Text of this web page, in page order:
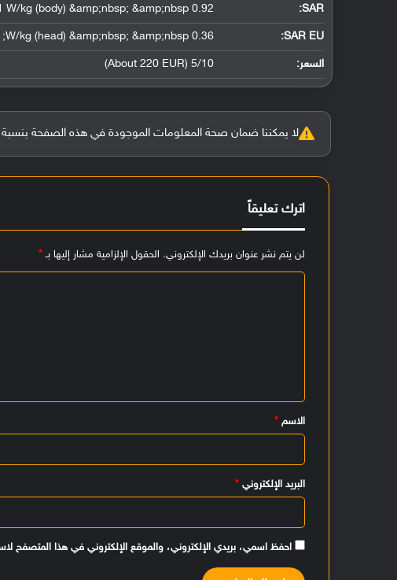
SAR
:
0.92 W/kg (head) &amp;nbsp; &amp;nbsp; 1.11 W/kg (body) &amp;nbsp; &amp;nbsp;
SAR EU:
0.36 W/kg (head) &amp;nbsp; &amp;nbsp;
السعر: 5/10 (About 220 EUR)
لا يمكننا ضمان صحة المعلومات الموجودة في هذه الصفحة بنسبة 100%، وفي حالة وجود خطأ
اترك تعليقاً
لن يتم نشر عنوان بريدك الإلكتروني. الحقول الإلزامية مشار إليها بـ*
الاسم*
البريد الإلكتروني*
احفظ اسمي، بريدي الإلكتروني، والموقع الإلكتروني في هذا المتصفح